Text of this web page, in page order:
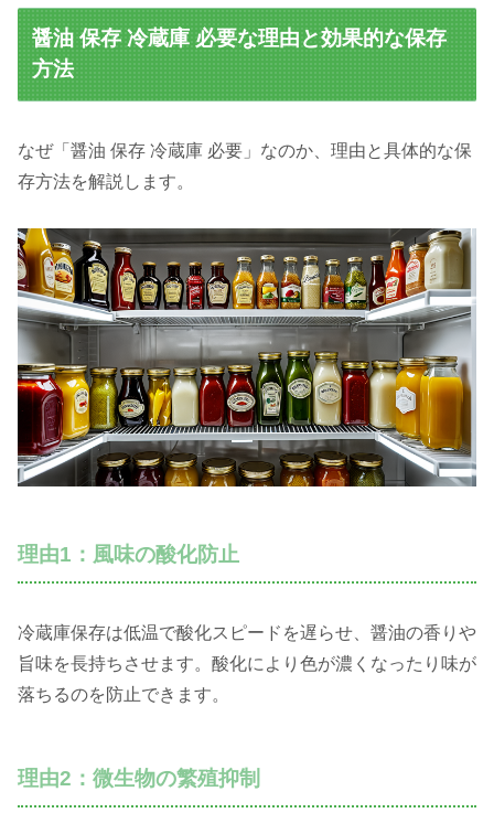
醤油 保存 冷蔵庫 必要な理由と効果的な保存
方法
なぜ「醤油 保存 冷蔵庫 必要」なのか、理由と具体的な保
存方法を解説します。
理由1：風味の酸化防止
冷蔵庫保存は低温で酸化スピードを遅らせ、醤油の香りや
旨味を長持ちさせます。酸化により色が濃くなったり味が
落ちるのを防止できます。
理由2：微生物の繁殖抑制